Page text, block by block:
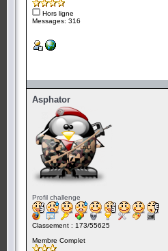
Hors ligne
Messages: 316
Asphator
Profil challenge
Classement : 173/55625
Membre Complet